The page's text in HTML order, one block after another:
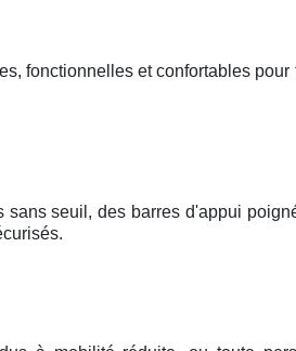
fonctionnelles et confortables pour
seuil, des barres d'appui